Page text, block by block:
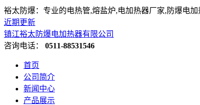
裕太防爆：专业的电热管,熔盐炉,电加热器厂家,防爆电
近期更新
镇江裕太防爆电加热器有限公司
咨询电话： 0511-88531546
首页
公司简介
新闻中心
产品展示